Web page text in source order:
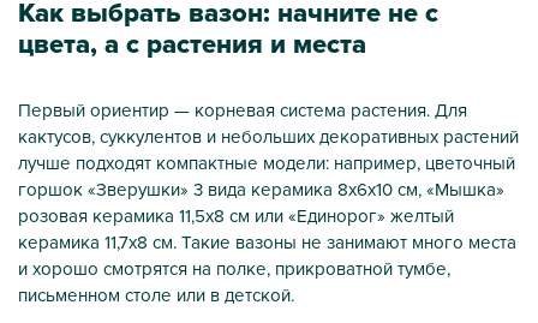
Как выбрать вазон: начните не с
цвета, а с растения и места
Первый ориентир — корневая система растения. Для
кактусов, суккулентов и небольших декоративных растений
лучше подходят компактные модели: например, цветочный
горшок «Зверушки» 3 вида керамика 8х6х10 см, «Мышка»
розовая керамика 11,5х8 см или «Единорог» желтый
керамика 11,7х8 см. Такие вазоны не занимают много места
и хорошо смотрятся на полке, прикроватной тумбе,
письменном столе или в детской.